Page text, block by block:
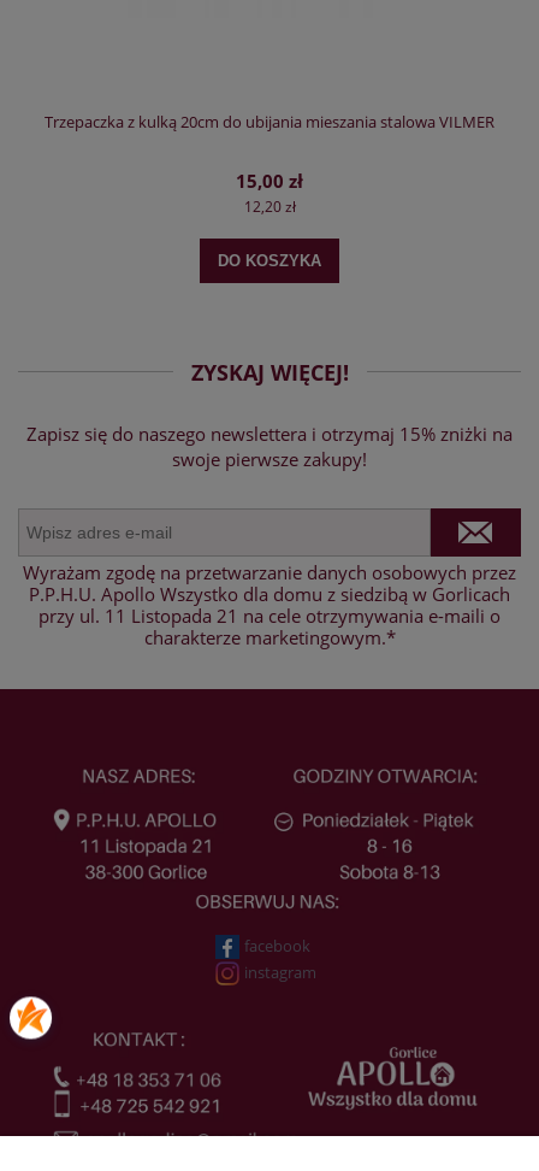
Trzepaczka z kulką 20cm do ubijania mieszania stalowa VILMER
15,00 zł
12,20 zł
DO KOSZYKA
ZYSKAJ WIĘCEJ!
Zapisz się do naszego newslettera i otrzymaj 15% zniżki na
swoje pierwsze zakupy!
Wyrażam zgodę na przetwarzanie danych osobowych przez
P.P.H.U. Apollo Wszystko dla domu z siedzibą w Gorlicach
przy ul. 11 Listopada 21 na cele otrzymywania e-maili o
charakterze marketingowym.*
facebook
instagram